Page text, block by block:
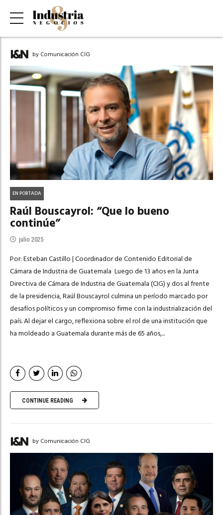
by Comunicación CIG
EN PORTADA
Raúl Bouscayrol: “Que lo bueno
continúe”
julio 2025
Por: Esteban Castillo | Coordinador de Contenido Editorial de
Cámara de Industria de Guatemala Luego de 13 años en la Junta
Directiva de Cámara de Industria de Guatemala (CIG) y dos al frente
de la presidencia, Raúl Bouscayrol culmina un período marcado por
desafíos políticos y un compromiso firme con la industrialización del
país. Al dejar el cargo, reflexiona sobre el rol de una institución que
ha moldeado a Guatemala durante más de 65 años,...
CONTINUE READING
by Comunicación CIG